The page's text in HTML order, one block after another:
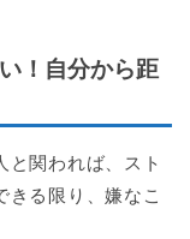
！自分から距
と関われば、スト
きる限り、嫌なこ